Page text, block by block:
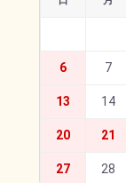
6 7
13 14
20 21
27 28